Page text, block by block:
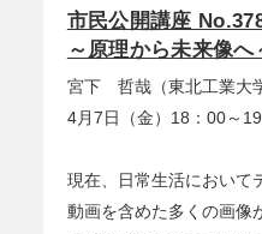
市民公開講座
～原理から未来像へ
宮下 哲哉（東北工業大
4月7日（金）18：00～
現在、日常生活において
動画を含めた多くの画像